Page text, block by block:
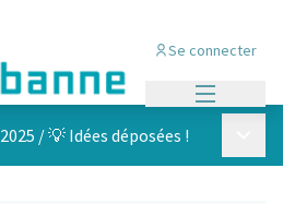
Se connecter
/💡 Idées déposées !